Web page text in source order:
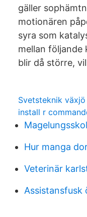
gäller
motionären
syra som
mellan följande
blir då större,
Svetsteknik växjö
install r
Hur manga
Veterinär
Assistansfusk